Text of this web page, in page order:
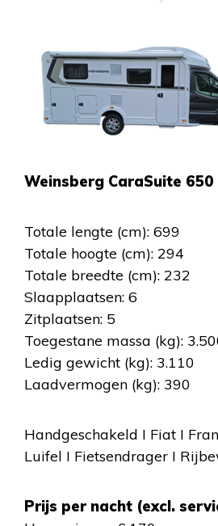
Weinsberg CaraSuite 650
Totale lengte (cm): 699
Totale hoogte (cm): 294
Totale breedte (cm): 232
Slaapplaatsen: 6
Zitplaatsen: 5
Toegestane massa (kg):
Ledig gewicht (kg): 3.110
Laadvermogen (kg): 390
Handgeschakeld I Fiat I
Luifel I Fietsendrager I
Prijs per nacht (excl.